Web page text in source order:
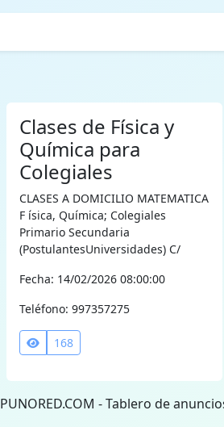
Clases de Física y
Química para
Colegiales
CLASES A DOMICILIO MATEMATICA
F ísica, Química; Colegiales
Primario Secundaria
(PostulantesUniversidades) C/
Fecha: 14/02/2026 08:00:00
Teléfono: 997357275
168
PUNORED.COM - Tablero de